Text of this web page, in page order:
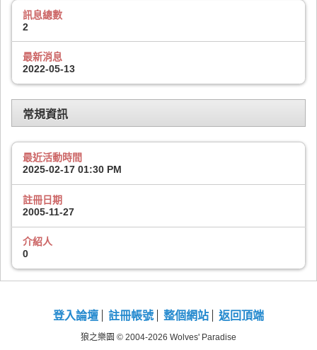
訊息總數
2
最新消息
2022-05-13
常規資訊
最近活動時間
2025-02-17 01:30 PM
註冊日期
2005-11-27
介紹人
0
登入論壇 註冊帳號 整個網站 返回頂端
狼之樂園 © 2004-2026 Wolves' Paradise